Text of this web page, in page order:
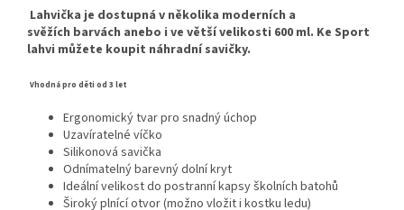
Lahvička je dostupná v několika moderních a
svěžích barvách anebo i ve větší velikosti 600 ml. Ke Sport
lahvi můžete koupit náhradní savičky.
Vhodná pro děti od 3 let
Ergonomický tvar pro snadný úchop
Uzavíratelné víčko
Silikonová savička
Odnímatelný barevný dolní kryt
Ideální velikost do postranní kapsy školních batohů
Široký plnící otvor (možno vložit i kostku ledu)